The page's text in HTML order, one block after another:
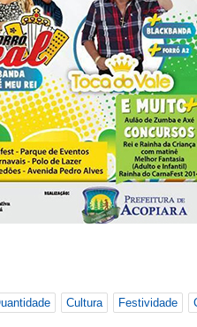
Cultura Festividade